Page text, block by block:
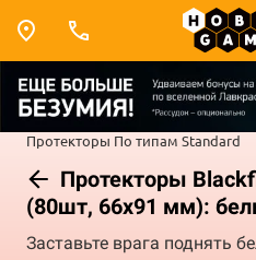
Протекторы По типам Standard
Протекторы
(80шт, 66х91 мм):
Заставьте врага поднять